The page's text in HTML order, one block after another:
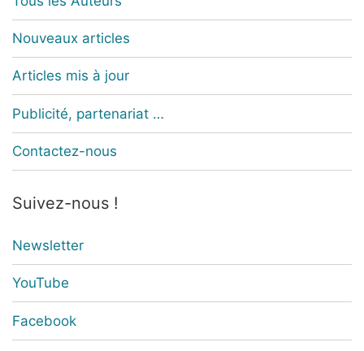
Nouveaux articles
Articles mis à jour
Publicité, partenariat …
Contactez-nous
Suivez-nous !
Newsletter
YouTube
Facebook